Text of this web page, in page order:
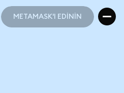
METAMASK'I EDİNİN